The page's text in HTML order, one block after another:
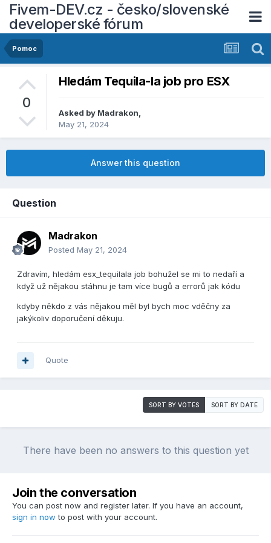
Fivem-DEV.cz - česko/slovenské
developerské fórum
Pomoc
0
Hledám Tequila-la job pro ESX
Asked by Madrakon,
May 21, 2024
Answer this question
Question
Madrakon
Posted May 21, 2024
Zdravím, hledám esx_tequilala job bohužel se mi to nedaří a
když už nějakou stáhnu je tam více bugů a errorů jak kódu
kdyby někdo z vás nějakou měl byl bych moc vděčny za
jakýkoliv doporučení děkuju.
Quote
SORT BY VOTES SORT BY DATE
There have been no answers to this question yet
Join the conversation
You can post now and register later. If you have an account,
sign in now to post with your account.